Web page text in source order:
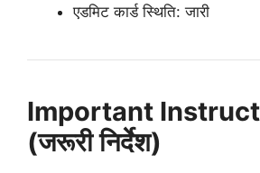
एडमिट कार्ड स्थिति: जारी
Important
(जरूरी निर्देश)